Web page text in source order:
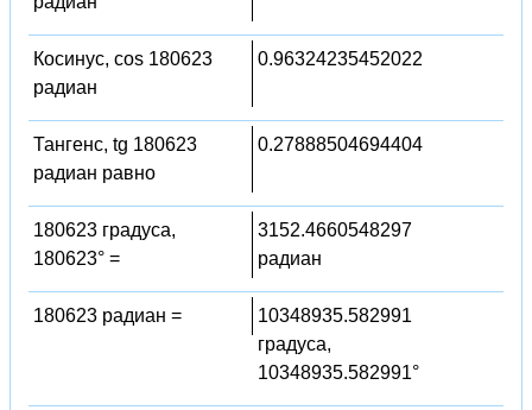
Косинус, cos 180623
радиан
0.96324235452022
Тангенс, tg 180623
радиан равно
0.27888504694404
180623 градуса,
180623° =
3152.4660548297
радиан
180623 радиан =
10348935.582991
градуса,
10348935.582991°